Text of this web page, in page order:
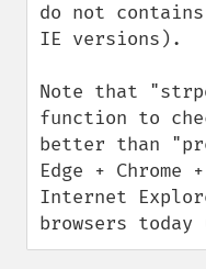
do not
IE versions).
Note that
function to
better than
Edge +
Internet
browsers today